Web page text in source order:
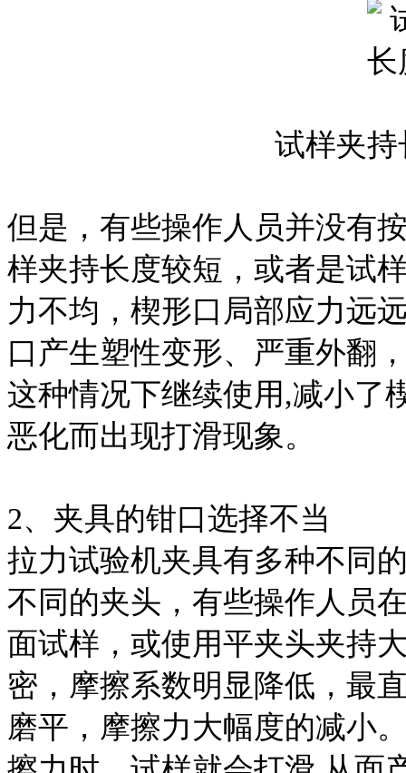
试样夹
但是，有些操作人员并没有
样夹持长度较短，或者是试
力不均，楔形口局部应力远
口产生塑性变形、严重外翻
这种情况下继续使用,减小了
恶化而出现打滑现象。
2、夹具的钳口选择不当
拉力试验机夹具有多种不同
不同的夹头，有些操作人员
面试样，或使用平夹头夹持
密，摩擦系数明显降低，最
磨平，摩擦力大幅度的减小